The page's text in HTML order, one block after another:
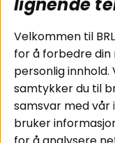
Tilkobling av
bilforsterker
Koblingsguide
midbasser
Butikker
Våre
- Team BRL
Velkommen til
for å forbedre
personlig innhold.
samtykker du til
samsvar med vår
bruker